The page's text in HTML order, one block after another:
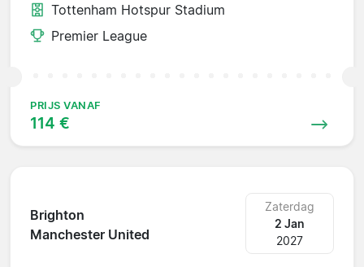
Tottenham Hotspur Stadium
Premier League
PRIJS VANAF
114 €
Brighton
Manchester United
Zaterdag
2 Jan
2027